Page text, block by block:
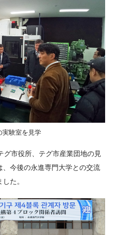
実験室を見学
グ市役所、テグ市産業団地の見
今後の永進専門大学との交流
た。